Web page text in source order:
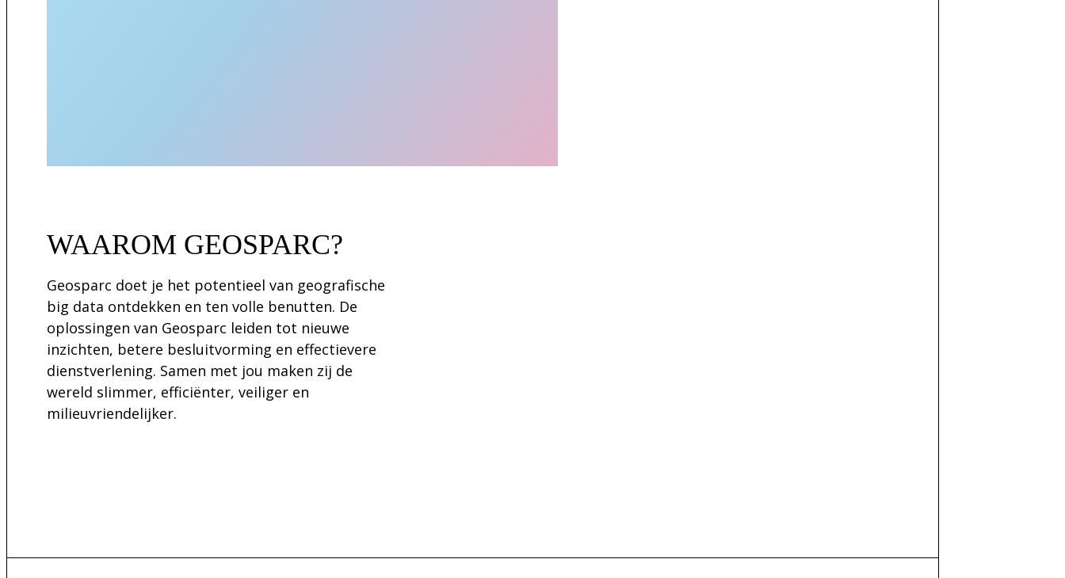
WAAROM GEOSPARC?
Geosparc doet je het potentieel van geografische
big data ontdekken en ten volle benutten. De
oplossingen van Geosparc leiden tot nieuwe
inzichten, betere besluitvorming en effectievere
dienstverlening. Samen met jou maken zij de
wereld slimmer, efficiënter, veiliger en
milieuvriendelijker.